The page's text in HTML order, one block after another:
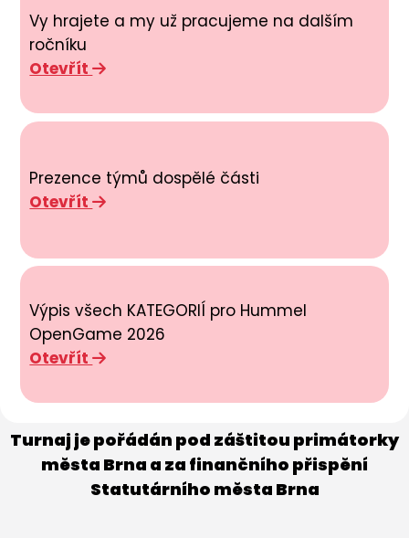
Vy hrajete a my už pracujeme na dalším
ročníku
Otevřít
Prezence týmů dospělé části
Otevřít
Výpis všech KATEGORIÍ pro Hummel
OpenGame 2026
Otevřít
Turnaj je pořádán pod záštitou primátorky
města Brna a za finančního přispění
Statutárního města Brna